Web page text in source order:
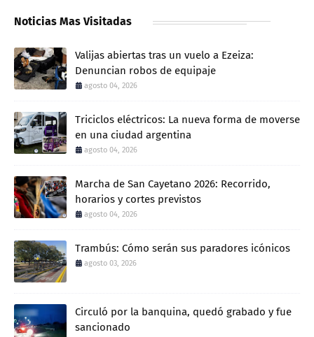
Noticias Mas Visitadas
Valijas abiertas tras un vuelo a Ezeiza:
Denuncian robos de equipaje
agosto 04, 2026
Triciclos eléctricos: La nueva forma de moverse
en una ciudad argentina
agosto 04, 2026
Marcha de San Cayetano 2026: Recorrido,
horarios y cortes previstos
agosto 04, 2026
Trambús: Cómo serán sus paradores icónicos
agosto 03, 2026
Circuló por la banquina, quedó grabado y fue
sancionado